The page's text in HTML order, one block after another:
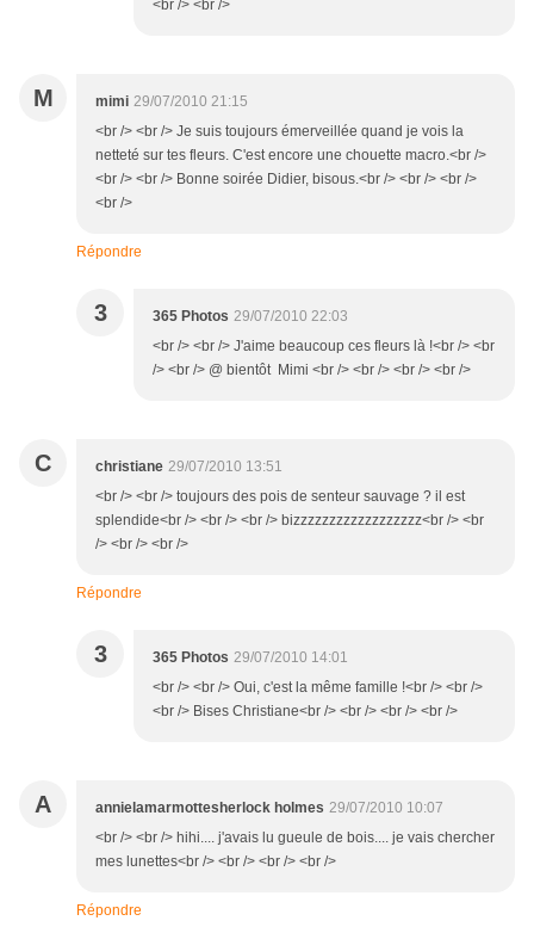
<br /> <br />
M mimi 29/07/2010 21:15
<br /> <br /> Je suis toujours émerveillée quand je vois la
netteté sur tes fleurs. C'est encore une chouette macro.<br />
<br /> <br /> Bonne soirée Didier, bisous.<br /> <br /> <br />
<br />
Répondre
3 365 Photos 29/07/2010 22:03
<br /> <br /> J'aime beaucoup ces fleurs là !<br /> <br
/> <br /> @ bientôt Mimi <br /> <br /> <br /> <br />
C christiane 29/07/2010 13:51
<br /> <br /> toujours des pois de senteur sauvage ? il est
splendide<br /> <br /> <br /> bizzzzzzzzzzzzzzzzzz<br /> <br
/> <br /> <br />
Répondre
3 365 Photos 29/07/2010 14:01
<br /> <br /> Oui, c'est la même famille !<br /> <br />
<br /> Bises Christiane<br /> <br /> <br /> <br />
A annielamarmottesherlock holmes 29/07/2010 10:07
<br /> <br /> hihi.... j'avais lu gueule de bois.... je vais chercher
mes lunettes<br /> <br /> <br /> <br />
Répondre